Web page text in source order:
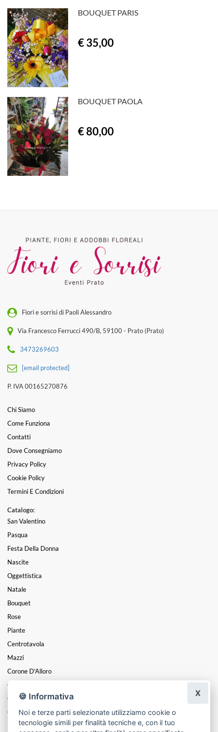
BOUQUET PARIS
€ 35,00
BOUQUET PAOLA
€ 80,00
Fiori e sorrisi di Paoli Alessandro
Via Francesco Ferrucci 490/B, 59100 - Prato (Prato)
3473269603
[email protected]
P. IVA 00165270876
Chi Siamo
Come Funziona
Contatti
Dove Consegniamo
Privacy Policy
Cookie Policy
Termini E Condizioni
Catalogo:
San Valentino
Pasqua
Festa Della Donna
Nascite
Oggettistica
Natale
Bouquet
Rose
Piante
Centrotavola
Mazzi
Corone D'Alloro
Composizioni
Cesti
Cuori
Funebre
🍪 Informativa
Noi e terze parti selezionate utilizziamo cookie o
tecnologie simili per finalità tecniche e, con il tuo
X